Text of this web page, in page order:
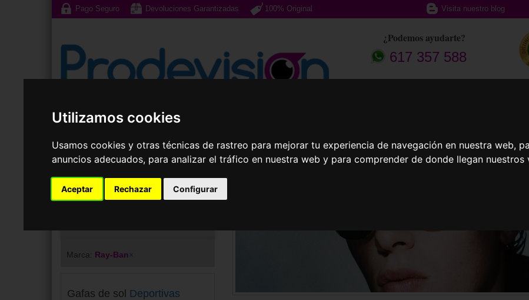
Utilizamos cookies
Usamos cookies y otras técnicas de rastreo para mejorar tu experiencia de navegación en nuestra web,
anuncios adecuados, para analizar el tráfico en nuestra web y para comprender de donde llegan nuestros
Aceptar Rechazar Configurar
Pago Seguro Devoluciones Garantizadas 100% Original Visita nuestro blog
¿Podemos ayudarte?
617 357 588
Gafas de Sol
Marca: Ray-Ban×
Gafas de sol Deportivas